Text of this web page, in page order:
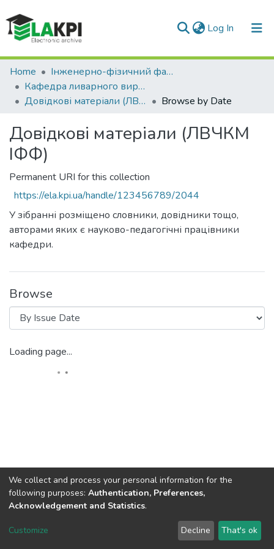
Log In (current)
Communities & Collections
All of DSpace
Home
Інженерно-фізичний факультет (ІФФ)
Кафедра ливарного виробництва чорних і кольорових металів (ЛВЧКМ ІФФ)
Довідкові матеріали (ЛВЧКМ ІФФ)
Browse by Date
Довідкові матеріали (ЛВЧКМ
ІФФ)
Permanent URI for this collection
https://ela.kpi.ua/handle/123456789/2044
У зібранні розміщено словники, довідники тощо,
авторами яких є науково-педагогічні працівники
кафедри.
Browse
Loading page...
DSpace software copyright © 2002-2026 LYRASIS
Send Feedback
We collect and process your personal information for the
following purposes: Authentication, Preferences,
Acknowledgement and Statistics.
Customize Decline That's ok